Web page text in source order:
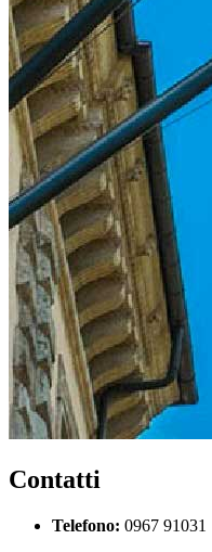
Contatti
Telefono: 0967 91031